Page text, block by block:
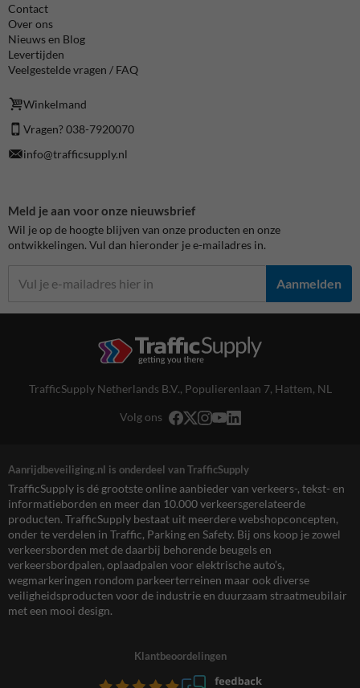
Contact
Over ons
Nieuws en Blog
Levertijden
Veelgestelde vragen / FAQ
Winkelmand
Vragen? 038-7920070
info@trafficsupply.nl
Meld je aan voor onze nieuwsbrief
Wil je op de hoogte blijven van onze producten en onze
ontwikkelingen. Vul dan hieronder je e-mailadres in.
Aanmelden
TrafficSupply Netherlands B.V., Populierenlaan 7, Hattem, NL
Volg ons
Aanrijdbeveiliging.nl is onderdeel van TrafficSupply
TrafficSupply is dé grootste online aanbieder van verkeers-, tekst- en
informatieborden en meer dan 10.000 verkeersgerelateerde
producten. TrafficSupply bestaat uit meerdere webshopconcepten,
onder te verdelen in Traffic, Parking en Safety. Bij ons koop je zowel
verkeersborden met de daarbij behorende beugels en
verkeersbordpalen, oplaadpalen voor elektrische auto’s,
wegmarkeringen rondom parkeerterreinen maar ook diverse
veiligheidsproducten voor de industrie en duurzaam straatmeubilair
met een mooi design.
Klantbeoordelingen